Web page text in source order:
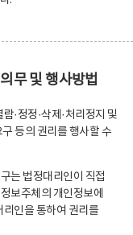
무 및 행사방법
·정정·삭제·처리정지 및
등의 권리를 행사할 수
는 법정대리인이 직접
보주체의 개인정보에
인을 통하여 권리를